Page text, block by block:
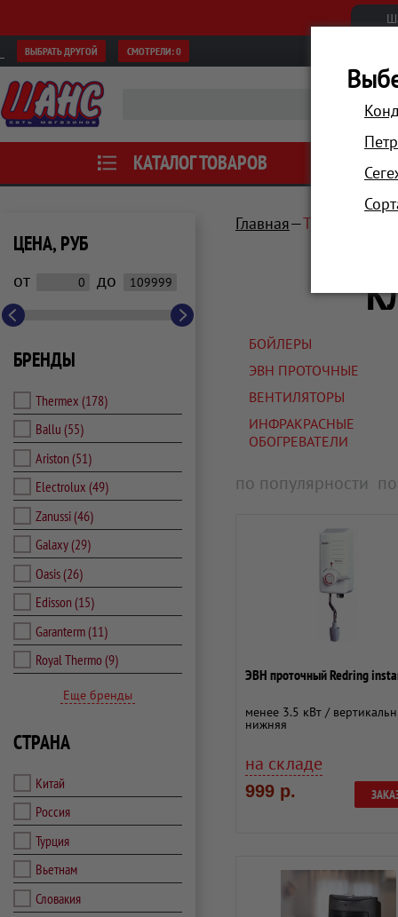
ВЫБРАТЬ ДРУГОЙ СМОТРЕЛИ:0
КАТАЛОГ ТОВАРОВ АКЦИИ
ЦЕНА, РУБ
от до
БРЕНДЫ
Thermex (178)
Ballu (55)
Ariston (51)
Electrolux (49)
Zanussi(46)
Galaxy(29)
Oasis(26)
Edisson (15)
Garanterm(11)
Royal Thermo(9)
Еще бренды
СТРАНА
Китай
Россия
Турция
Вьетнам
Словакия
Главная Техника для
БОЙЛЕРЫ
ЭВН ПРОТОЧНЫЕ
ВЕНТИЛЯТОРЫ
ИНФРАКРАСНЫЕ
ОБОГРЕВАТЕЛИ
по популярности
ЭВН проточный Redring
менее 3.5 кВт /
нижняя
на складе
999 р.